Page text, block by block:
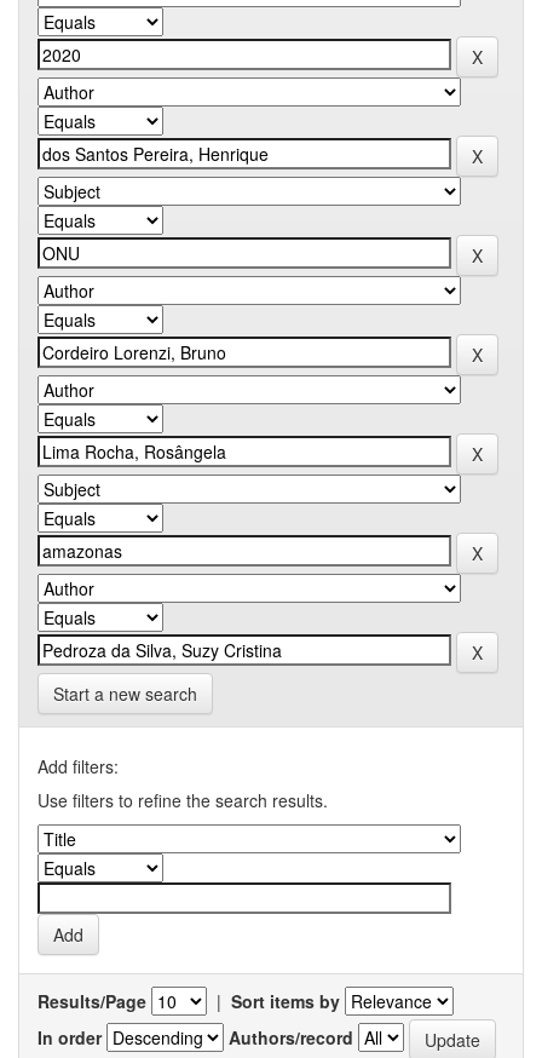
Start a new search
Add filters:
Use filters to refine the search results.
Results/Page | Sort items by
In order
Authors/record